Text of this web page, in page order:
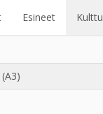
Esineet